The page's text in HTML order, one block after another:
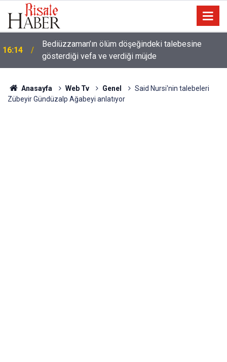
16:14
Bediüzzaman’ın ölüm döşeğindeki talebesine
gösterdiği vefa ve verdiği müjde
Anasayfa Web Tv Genel
Said Nursi'nin talebeleri
Zübeyir Gündüzalp Ağabeyi anlatıyor